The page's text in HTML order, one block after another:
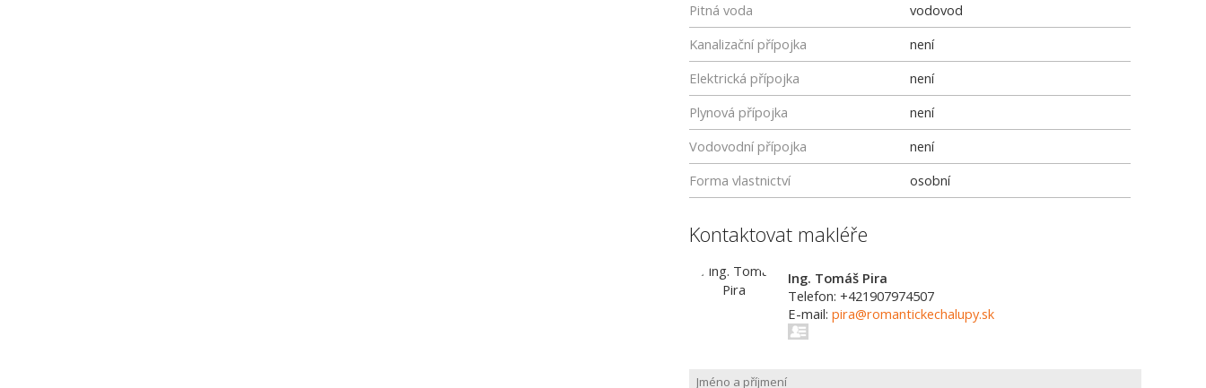
Pitná voda
vodovod
Kanalizační přípojka
není
Elektrická přípojka
není
Plynová přípojka
není
Vodovodní přípojka
není
Forma vlastnictví
osobní
Kontaktovat makléře
Ing. Tomáš Pira
Telefon: +421907974507
E-mail: pira@romantickechalupy.sk